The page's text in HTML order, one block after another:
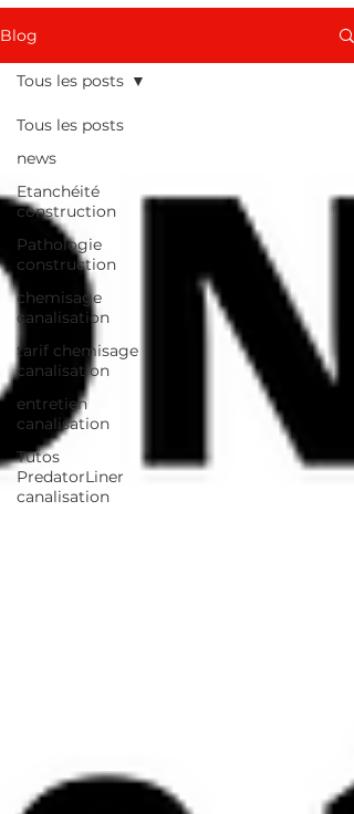
Blog
Tous les posts
news
Etanchéité
construction
Pathologie
construction
chemisage
canalisation
tarif chemisage
canalisation
entretien
canalisation
Tutos
PredatorLiner
canalisation
Tous les posts